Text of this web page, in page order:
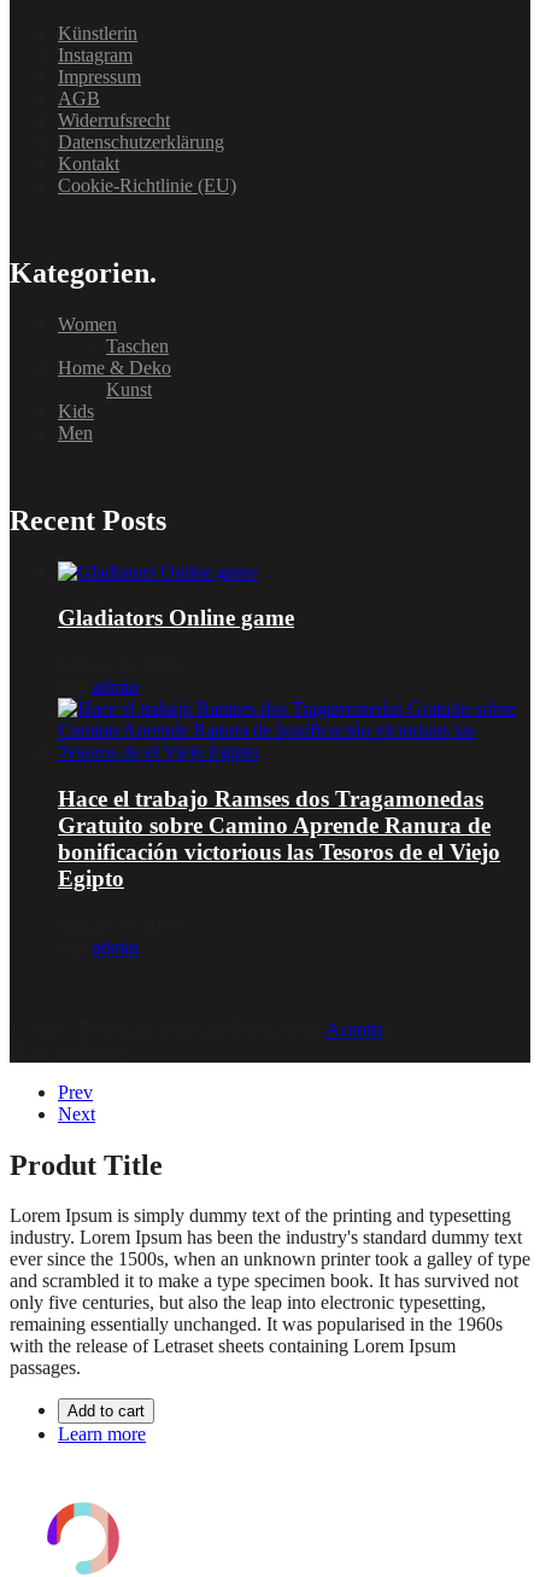
Künstlerin
Instagram
Impressum
AGB
Widerrufsrecht
Datenschutzerklärung
Kontakt
Cookie-Richtlinie (EU)
Kategorien.
Women
Taschen
Home & Deko
Kunst
Kids
Men
Recent Posts
Gladiators Online game
admin
Hace el trabajo Ramses dos Tragamonedas
Gratuito sobre Camino Aprende Ranura de
bonificación victorious las Tesoros de el Viejo
Egipto
admin
Acentis
Prev
Next
Produt Title
Lorem Ipsum is simply dummy text of the printing and typesetting
industry. Lorem Ipsum has been the industry's standard dummy text
ever since the 1500s, when an unknown printer took a galley of type
and scrambled it to make a type specimen book. It has survived not
only five centuries, but also the leap into electronic typesetting,
remaining essentially unchanged. It was popularised in the 1960s
with the release of Letraset sheets containing Lorem Ipsum
passages.
Add to cart
Learn more